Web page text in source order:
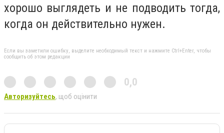
хорошо выглядеть и не подводить тогда,
когда он действительно нужен.
Если вы заметили ошибку, выделите необходимый текст и нажмите Ctrl+Enter, чтобы
сообщить об этом редакции
0,0
Авторизуйтесь, щоб оцінити